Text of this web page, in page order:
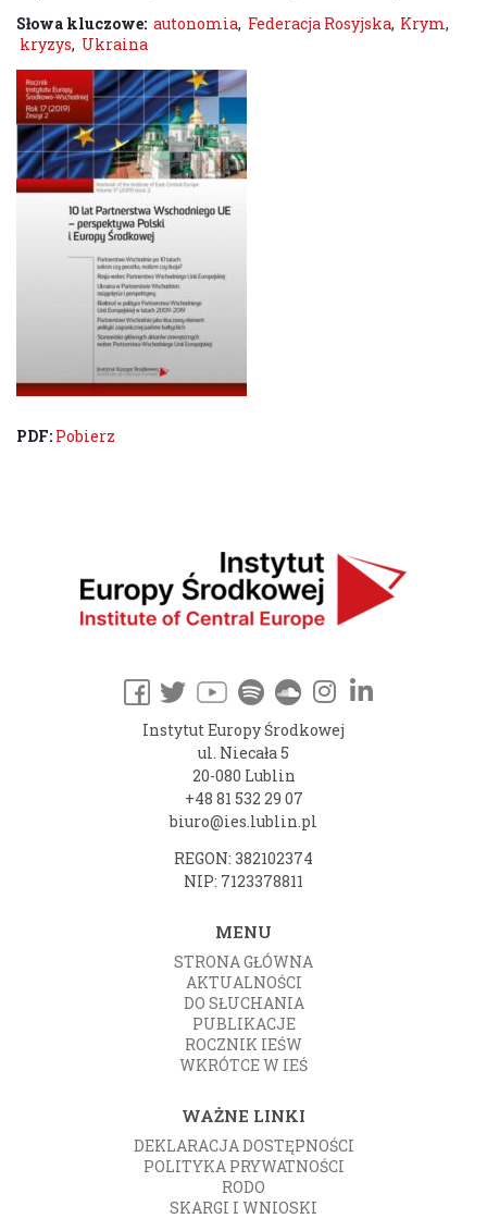
Słowa kluczowe: autonomia, Federacja Rosyjska, Krym,
kryzys, Ukraina
PDF: Pobierz
Instytut Europy Środkowej
ul. Niecała 5
20-080 Lublin
+48 81 532 29 07
biuro@ies.lublin.pl
REGON: 382102374
NIP: 7123378811
MENU
STRONA GŁÓWNA
AKTUALNOŚCI
DO SŁUCHANIA
PUBLIKACJE
ROCZNIK IEŚW
WKRÓTCE W IEŚ
WAŻNE LINKI
DEKLARACJA DOSTĘPNOŚCI
POLITYKA PRYWATNOŚCI
RODO
SKARGI I WNIOSKI